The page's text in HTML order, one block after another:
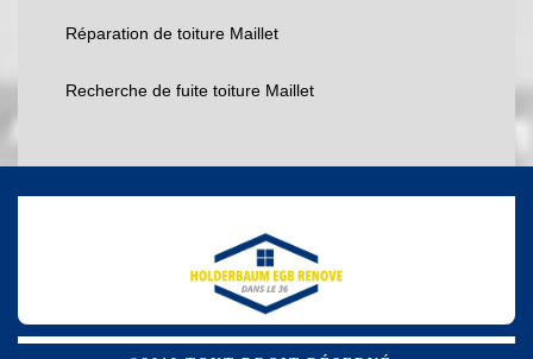
Réparation de toiture Maillet
Recherche de fuite toiture Maillet